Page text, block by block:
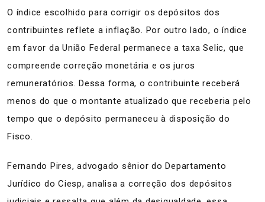
O índice escolhido para corrigir os depósitos dos
contribuintes reflete a inflação. Por outro lado, o índice
em favor da União Federal permanece a taxa Selic, que
compreende correção monetária e os juros
remuneratórios. Dessa forma, o contribuinte receberá
menos do que o montante atualizado que receberia pelo
tempo que o depósito permaneceu à disposição do
Fisco.
Fernando Pires, advogado sênior do Departamento
Jurídico do Ciesp, analisa a correção dos depósitos